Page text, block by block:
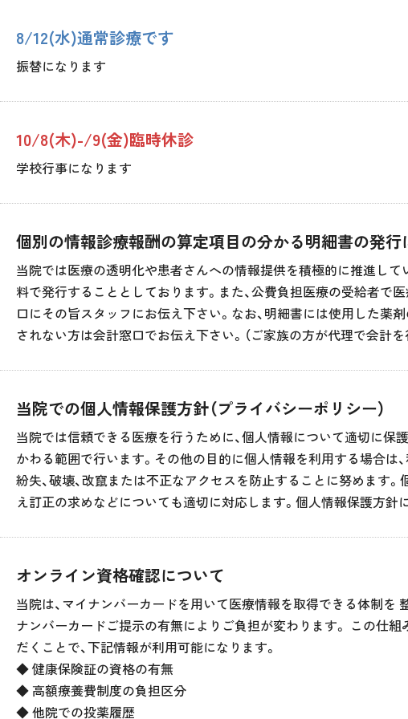
8/12(水)通常診療です
振替になります
10/8(木)-/9(金)臨時休診
学校行事になります
個別の情報診療報酬の算定項目の分かる明細書の発行
当院では医療の透明化や患者さんへの情報提供を積極的に推進して
料で発行することとしております。また、公費負担医療の受給者で
口にその旨スタッフにお伝え下さい。なお、明細書には使用した
されない方は会計窓口でお伝え下さい。（ご家族の方が代理で会計
当院での個人情報保護方針（プライバシーポリシー）
当院では信頼できる医療を行うために、個人情報について適切に
かわる範囲で行います。その他の目的に個人情報を利用する場合は
紛失、破壊、改竄または不正なアクセスを防止することに努めます
え訂正の求めなどについても適切に対応します。個人情報保護方針
オンライン資格確認について
当院は、マイナンバーカードを用いて医療情報を取得できる体制
ナンバーカードご提示の有無によりご負担が変わります。 この仕
だくことで、下記情報が利用可能になります。
◆ 健康保険証の資格の有無
◆ 高額療養費制度の負担区分
◆ 他院での投薬履歴